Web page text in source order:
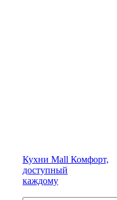
Кухни Mall Комфорт,
доступный
каждому